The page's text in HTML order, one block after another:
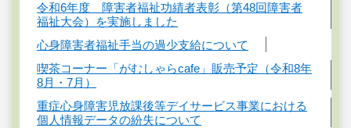
令和6年度 障害者福祉功績者表彰（第48回障害者
福祉大会）を実施しました
心身障害者福祉手当の過少支給について
喫茶コーナー「がむしゃらcafe」販売予定（令和8年
8月・7月）
重症心身障害児放課後等デイサービス事業における
個人情報データの紛失について